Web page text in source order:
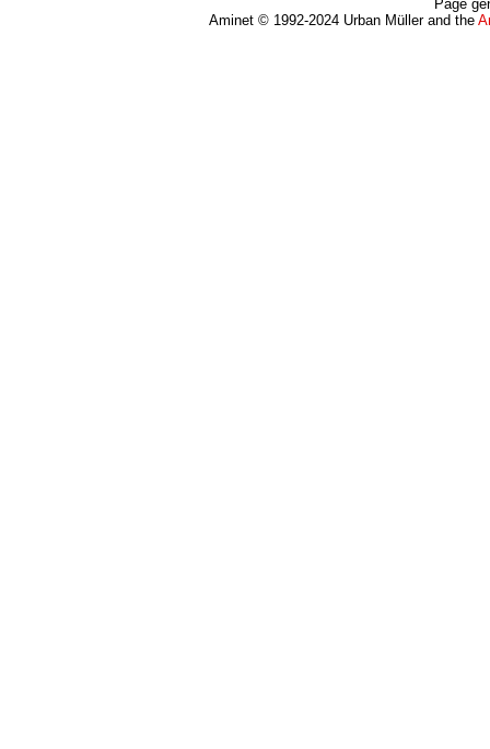
Page
Aminet © 1992-2024 Urban Müller and the